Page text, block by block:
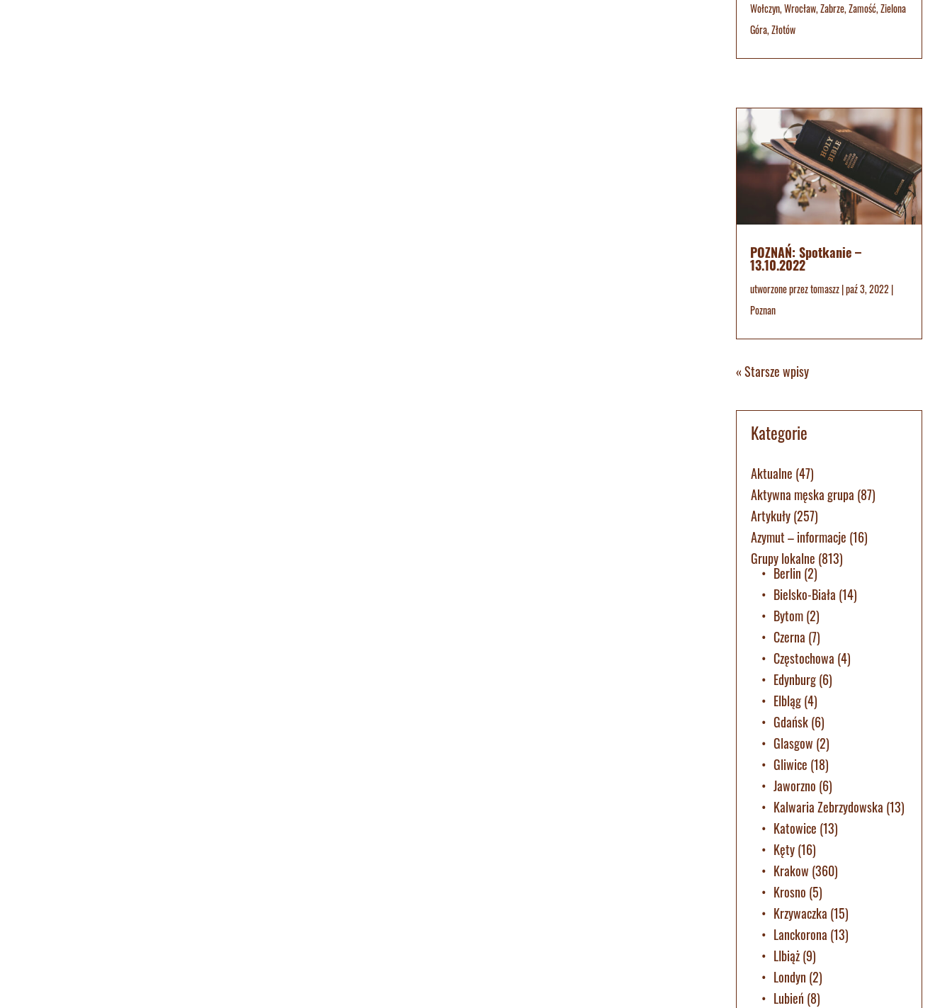
Wołczyn,Wrocław,Zabrze,Zamość,Zielona
Góra,Złotów
POZNAŃ: Spotkanie –
13.10.2022
utworzone przeztomaszz|paź 3, 2022|
Poznan
« Starsze wpisy
Kategorie
Aktualne (47)
Aktywna męska grupa (87)
Artykuły(257)
Azymut – informacje (16)
Grupy lokalne (813)
Berlin (2)
Bielsko-Biała (14)
Bytom(2)
Czerna (7)
Częstochowa (4)
Edynburg(6)
Elbląg(4)
Gdańsk(6)
Glasgow (2)
Gliwice (18)
Jaworzno (6)
Kalwaria Zebrzydowska (13)
Katowice (13)
Kęty(16)
Krakow (360)
Krosno (5)
Krzywaczka (15)
Lanckorona (13)
LIbiąż(9)
Londyn (2)
Lubień (8)